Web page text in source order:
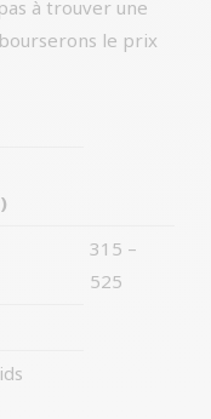
à trouver une
le prix
315 –
525